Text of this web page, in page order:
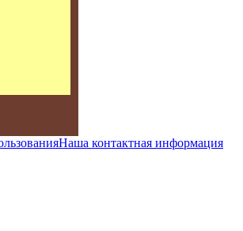
Наша контактная информация